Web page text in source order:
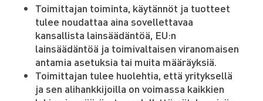
Toimittajan toiminta, käytännöt ja tuotteet
tulee noudattaa aina sovellettavaa
kansallista lainsäädäntöä, EU:n
lainsäädäntöä ja toimivaltaisen viranomaisen
antamia asetuksia tai muita määräyksiä.
Toimittajan tulee huolehtia, että yrityksellä
ja sen alihankkijoilla on voimassa kaikkien